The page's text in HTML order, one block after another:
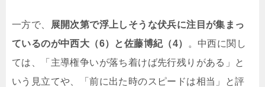
一方で、
展開次第で浮上しそうな伏兵に注目が集まっ
ているのが中西大（6）と佐藤博紀（4）
。中西に関し
ては、「主導権争いが落ち着けば先行残りがある」と
いう見立てや、「前に出た時のスピードは相当」と評